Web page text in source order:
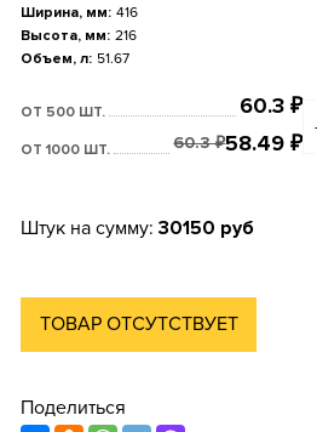
Ширина, мм: 416
Высота, мм: 216
Объем, л: 51.67
ОТ 500 ШТ. 60.3₽
ОТ 1000 ШТ. 60.3₽58.49₽
Штук на сумму: 30150 руб
ТОВАР ОТСУТСТВУЕТ
Поделиться